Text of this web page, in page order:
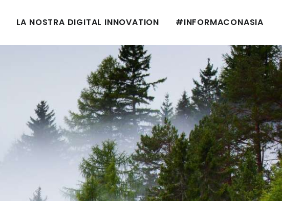
LA NOSTRA DIGITAL INNOVATION #INFORMACONASIA